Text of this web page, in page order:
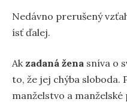
Nedávno prerušený
ísť ďalej.
Ak zadaná žena sníva o
to, že jej chýba sloboda.
manželstvo a